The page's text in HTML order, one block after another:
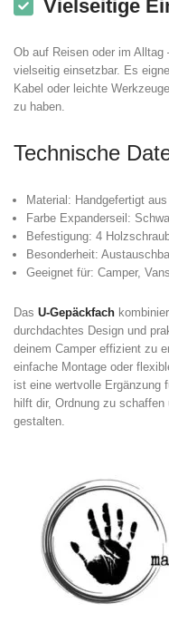
Vielseitige
Ob auf Reisen oder im Alltag
vielseitig einsetzbar. Es
Kabel oder leichte
zu haben.
Technische
Material: Handgefertigt
Farbe Expanderseil:
Befestigung: 4
Besonderheit:
Geeignet für: Camper,
Das U-Gepäckfach
durchdachtes Design und
deinem Camper effizient zu
einfache Montage oder
ist eine wertvolle Ergänzung
hilft dir, Ordnung zu
gestalten.